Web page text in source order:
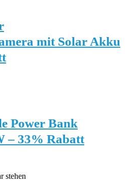
mit Solar Akku
Power Bank
– 33% Rabatt
stehen